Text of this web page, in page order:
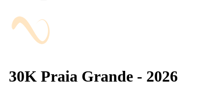
30K Praia Grande - 2026